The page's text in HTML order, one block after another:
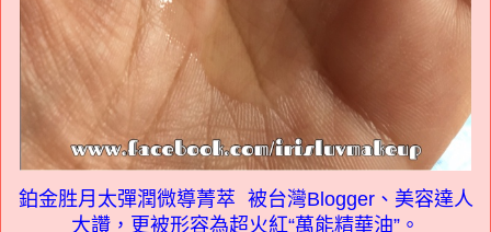
鉑金胜月太彈潤微導菁萃 被台灣Blogger、美容達人
大讚，更被形容為超火紅“萬能精華油”。